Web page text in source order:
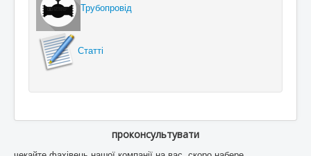
Трубопровід
Статті
проконсультувати